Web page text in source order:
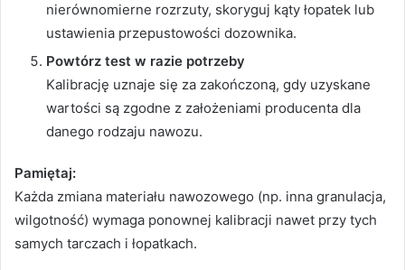
nierównomierne rozrzuty, skoryguj kąty łopatek lub
ustawienia przepustowości dozownika.
Powtórz test w razie potrzeby
Kalibrację uznaje się za zakończoną, gdy uzyskane
wartości są zgodne z założeniami producenta dla
danego rodzaju nawozu.
Pamiętaj:
Każda zmiana materiału nawozowego (np. inna granulacja,
wilgotność) wymaga ponownej kalibracji nawet przy tych
samych tarczach i łopatkach.